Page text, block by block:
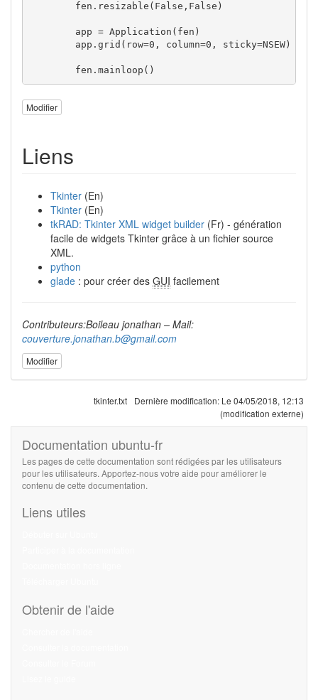
	fen.
resizable ( False , False )
	app
= Application ( fen )
	app.
grid ( row=0 , column=0 , sticky=NSEW)
	fen.
mainloop ( )
Modifier
Liens
Tkinter (En)
Tkinter (En)
tkRAD: Tkinter XML widget builder (Fr) - génération
facile de widgets Tkinter grâce à un fichier source
XML.
python
glade : pour créer des GUI facilement
Contributeurs:Boileau jonathan – Mail:
couverture.jonathan.b@gmail.com
Modifier
tkinter.txt Dernière modification: Le 04/05/2018, 12:13
(modification externe)
Documentation ubuntu-fr
Les pages de cette documentation sont rédigées par les utilisateurs
pour les utilisateurs. Apportez-nous votre aide pour améliorer le
contenu de cette documentation.
Liens utiles
Obtenir de l'aide